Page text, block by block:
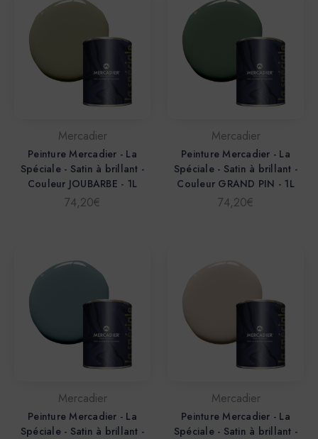
Mercadier
Peinture Mercadier - La
Spéciale - Satin à brillant -
Couleur JOUBARBE - 1L
74,20€
Mercadier
Peinture Mercadier - La
Spéciale - Satin à brillant -
Couleur GRAND PIN - 1L
74,20€
Mercadier
Peinture Mercadier - La
Spéciale - Satin à brillant -
Mercadier
Peinture Mercadier - La
Spéciale - Satin à brillant -